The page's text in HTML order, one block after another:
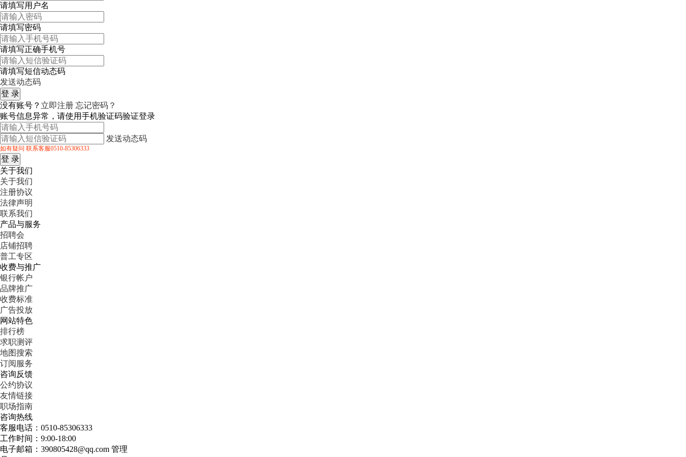
请填写用户名
请填写密码
请填写正确手机号
请填写短信动态码
发送动态码
没有账号？ 立即注册 忘记密码？
账号信息异常，请使用手机验证码验证登录
发送动态码
如有疑问 联系客服0510-85306333
关于我们
关于我们
注册协议
法律声明
联系我们
产品与服务
招聘会
店铺招聘
普工专区
收费与推广
银行帐户
品牌推广
收费标准
广告投放
网站特色
排行榜
求职测评
地图搜索
订阅服务
咨询反馈
公约协议
友情链接
职场指南
咨询热线
客服电话：0510-85306333
工作时间：9:00-18:00
电子邮箱：390805428@qq.com 管理